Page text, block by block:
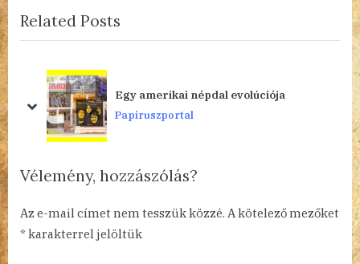
navigáció
e
v
u
s
:
t
s
t
Related Posts
Egy amerikai népdal evolúciója
Papiruszportal
prev
next
Vélemény, hozzászólás?
Az e-mail címet nem tesszük közzé. A kötelező mezőket
* karakterrel jelöltük